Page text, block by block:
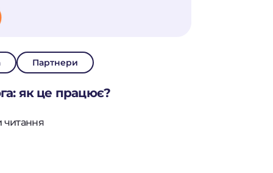
Партнери
як це працює?
читання